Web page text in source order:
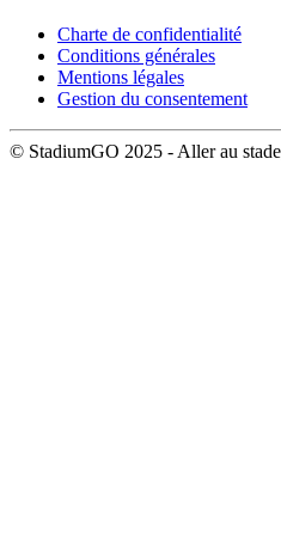
Charte de confidentialité
Conditions générales
Mentions légales
Gestion du consentement
© StadiumGO 2025 - Aller au